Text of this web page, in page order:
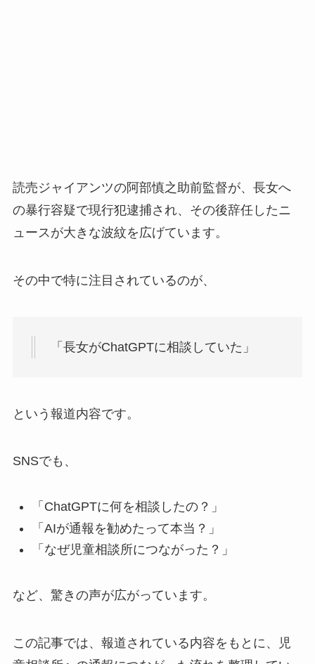
読売ジャイアンツの阿部慎之助前監督が、長女へ
の暴行容疑で現行犯逮捕され、その後辞任したニ
ュースが大きな波紋を広げています。
その中で特に注目されているのが、
「長女がChatGPTに相談していた」
という報道内容です。
SNSでも、
「ChatGPTに何を相談したの？」
「AIが通報を勧めたって本当？」
「なぜ児童相談所につながった？」
など、驚きの声が広がっています。
この記事では、報道されている内容をもとに、児